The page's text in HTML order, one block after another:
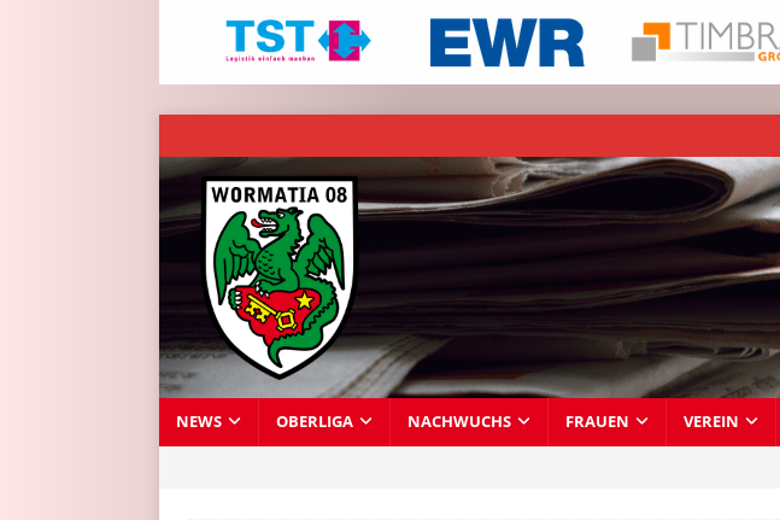
NEWS OBERLIGA NACHWUCHS FRAUEN VEREIN